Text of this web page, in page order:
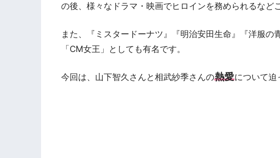
の後、様々なドラマ・映画でヒロインを務められるなど
また、『ミスタードーナツ』『明治安田生命』『洋服の
「CM女王」としても有名です。
今回は、山下智久さんと相武紗季さんの熱愛について迫